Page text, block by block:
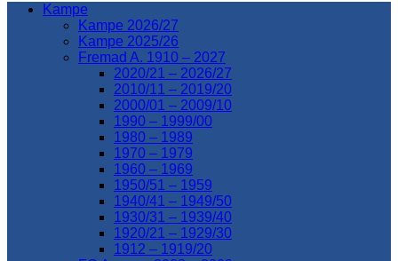
Kampe
Kampe 2026/27
Kampe 2025/26
Fremad A. 1910 – 2027
2020/21 – 2026/27
2010/11 – 2019/20
2000/01 – 2009/10
1990 – 1999/00
1980 – 1989
1970 – 1979
1960 – 1969
1950/51 – 1959
1940/41 – 1949/50
1930/31 – 1939/40
1920/21 – 1929/30
1912 – 1919/20